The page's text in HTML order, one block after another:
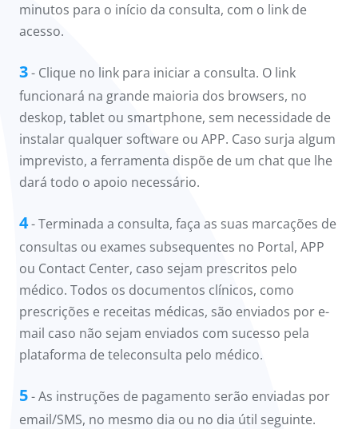
minutos para o início da consulta, com o link de
acesso.
3- Clique no link para iniciar a consulta. O link
funcionará na grande maioria dos browsers, no
deskop, tablet ou smartphone, sem necessidade de
instalar qualquer software ou APP. Caso surja algum
imprevisto, a ferramenta dispõe de um chat que lhe
dará todo o apoio necessário.
4- Terminada a consulta, faça as suas marcações de
consultas ou exames subsequentes no Portal, APP
ou Contact Center, caso sejam prescritos pelo
médico. Todos os documentos clínicos, como
prescrições e receitas médicas, são enviados por e-
mail caso não sejam enviados com sucesso pela
plataforma de teleconsulta pelo médico.
5- As instruções de pagamento serão enviadas por
email/SMS, no mesmo dia ou no dia útil seguinte.